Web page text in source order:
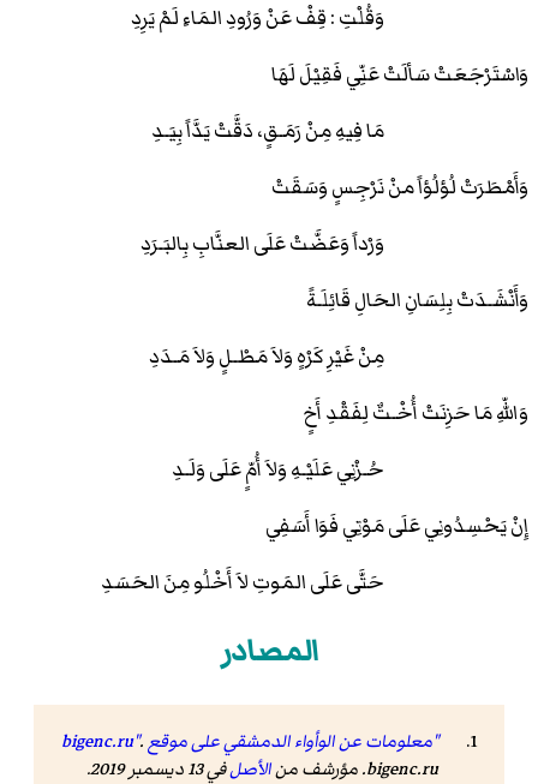
وَقُلْتِ : قِفْ عَنْ وَرُودِ المَاءِ لَمْ يَرِدِ
وَاسْتَرْجَعَتْ سَألَتْ عَنِّي فَقِيْلَ لَهَا
مَا فِيهِ مِنْ رَمَـقٍ، دَقَّتْ يَدَّاً بِيَـدِ
وَأَمْطَرَتْ لُؤلُؤاً منْ نَرْجِسٍ وَسَقَتْ
وَرْداً وَعَضَّتْ عَلَى العنَّابِ بِالبَـرَدِ
وَأَنْشَـدَتْ بِلِسَانِ الحَالِ قَائِلَـةً
مِنْ غَيْرِ كَرْهٍ وَلاَ مَطْـلٍ وَلاَ مَـدَدِ
وَاللّهِ مَا حَزِنَتْ أُخْـتٌ لِفَقْدِ أَخٍ
حُـزْنِي عَلَيْـهِ وَلاَ أُمٍّ عَلَى وَلَـدِ
إِنْ يَحْسِدُونِي عَلَى مَوْتِي فَوَا أَسَفِي
حَتَّى عَلَى المَوتِ لاَ أَخْلُو مِنَ الحَسَدِ
المصادر
"معلومات عن الوأواء الدمشقي على موقع bigenc.ru".
bigenc.ru. مؤرشف من
الأصلفي 13 ديسمبر 2019.